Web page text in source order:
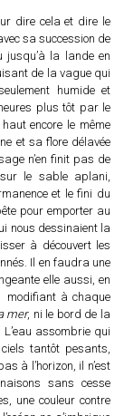
dire cela et dire le
sa succession de
jusqu’à la lande en
de la vague qui
humide et
plus tôt par le
encore le même
et sa flore délavée
n’en finit pas de
le sable aplani,
et le fini du
pour emporter au
nous dessinaient la
à découvert les
Il en faudra une
elle aussi, en
modifiant à chaque
mer, ni le bord de la
assombrie qui
tantôt pesants,
à l’horizon, il n’est
sans cesse
une couleur contre